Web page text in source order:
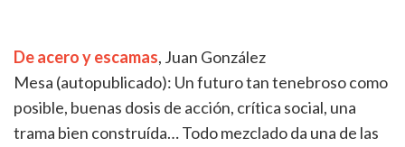
De acero yescamas, Juan González
Mesa (autopublicado): Un futuro tan tenebroso como
posible, buenas dosis de acción, crítica social, una
trama bien construída… Todo mezclado da una de las